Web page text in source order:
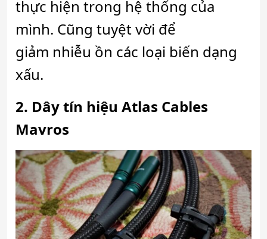
thực hiện trong hệ thống của
mình. Cũng tuyệt vời để
giảm nhiễu ồn các loại biến dạng
xấu.
2. Dây tín hiệu Atlas Cables
Mavros